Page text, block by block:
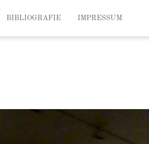
BIBLIOGRAFIE IMPRESSUM